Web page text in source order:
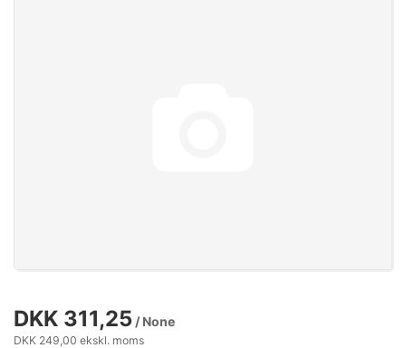
DKK 311,25 / None
DKK 249,00 ekskl. moms